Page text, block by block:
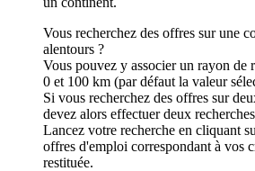
Vous recherchez des offres sur une
alentours ?
Vous pouvez y associer un rayon de
0 et 100 km (par défaut la valeur
Si vous recherchez des offres sur
devez alors effectuer deux
Lancez votre recherche en cliquant
offres d'emploi correspondant à vos
restituée.